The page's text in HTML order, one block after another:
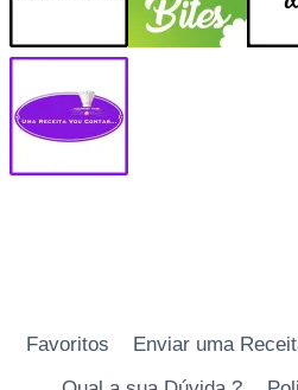
Favoritos Enviar uma